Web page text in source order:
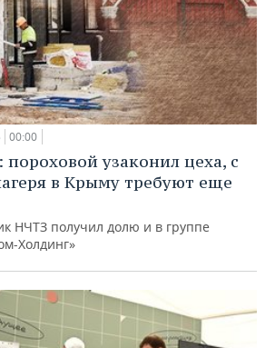
00:00
пороховой узаконил цеха, с
в Крыму требуют еще
НЧТЗ получил долю и в группе
Холдинг»